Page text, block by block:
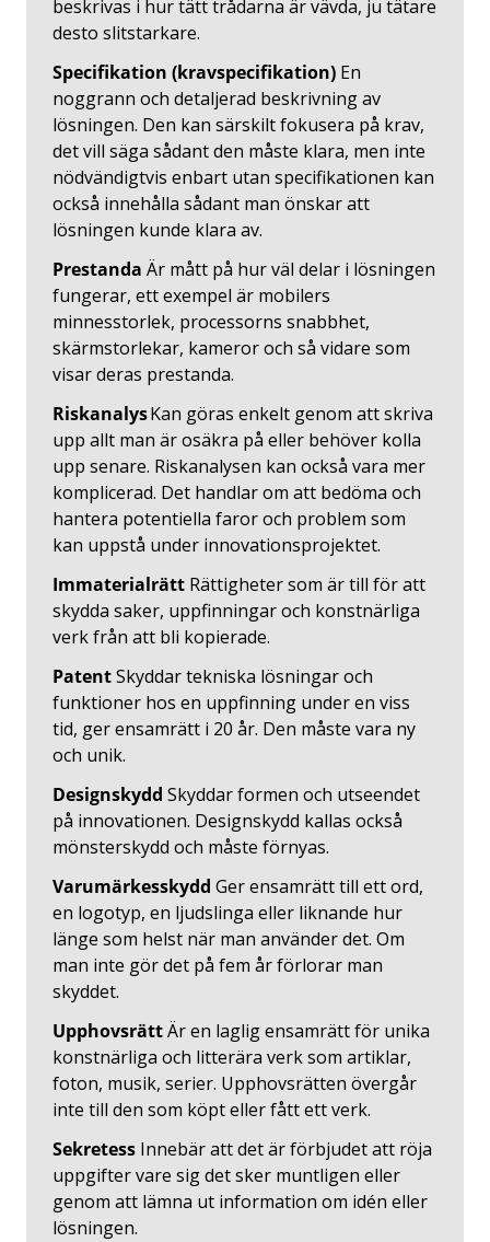
beskrivas i hur tätt trådarna är vävda, ju tätare
desto slitstarkare.
Specifikation (kravspecifikation) En
noggrann och detaljerad beskrivning av
lösningen. Den kan särskilt fokusera på krav,
det vill säga sådant den måste klara, men inte
nödvändigtvis enbart utan specifikationen kan
också innehålla sådant man önskar att
lösningen kunde klara av.
Prestanda Är mått på hur väl delar i lösningen
fungerar, ett exempel är mobilers
minnesstorlek, processorns snabbhet,
skärmstorlekar, kameror och så vidare som
visar deras prestanda.
RiskanalysKan göras enkelt genom att skriva
upp allt man är osäkra på eller behöver kolla
upp senare. Riskanalysen kan också vara mer
komplicerad. Det handlar om att bedöma och
hantera potentiella faror och problem som
kan uppstå under innovationsprojektet.
Immaterialrätt Rättigheter som är till för att
skydda saker, uppfinningar och konstnärliga
verk från att bli kopierade.
PatentSkyddar tekniska lösningar och
funktioner hos en uppfinning under en viss
tid, ger ensamrätt i 20 år. Den måste vara ny
och unik.
Designskydd Skyddar formen och utseendet
på innovationen. Designskydd kallas också
mönsterskydd och måste förnyas.
Varumärkesskydd Ger ensamrätt till ett ord,
en logotyp, en ljudslinga eller liknande hur
länge som helst när man använder det. Om
man inte gör det på fem år förlorar man
skyddet.
UpphovsrättÄr en laglig ensamrätt för unika
konstnärliga och litterära verk som artiklar,
foton, musik, serier. Upphovsrätten övergår
inte till den som köpt eller fått ett verk.
Sekretess Innebär att det är förbjudet att röja
uppgifter vare sig det sker muntligen eller
genom att lämna ut information om idén eller
lösningen.